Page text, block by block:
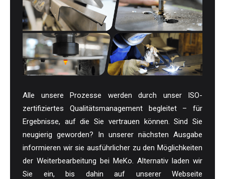
Alle unsere Prozesse werden durch unser ISO-
zertifiziertes Qualitätsmanagement begleitet – für
Ergebnisse, auf die Sie vertrauen können. Sind Sie
neugierig geworden? In unserer nächsten Ausgabe
informieren wir sie ausführlicher zu den Möglichkeiten
der Weiterbearbeitung bei MeKo. Alternativ laden wir
Sie ein, bis dahin auf unserer Webseite